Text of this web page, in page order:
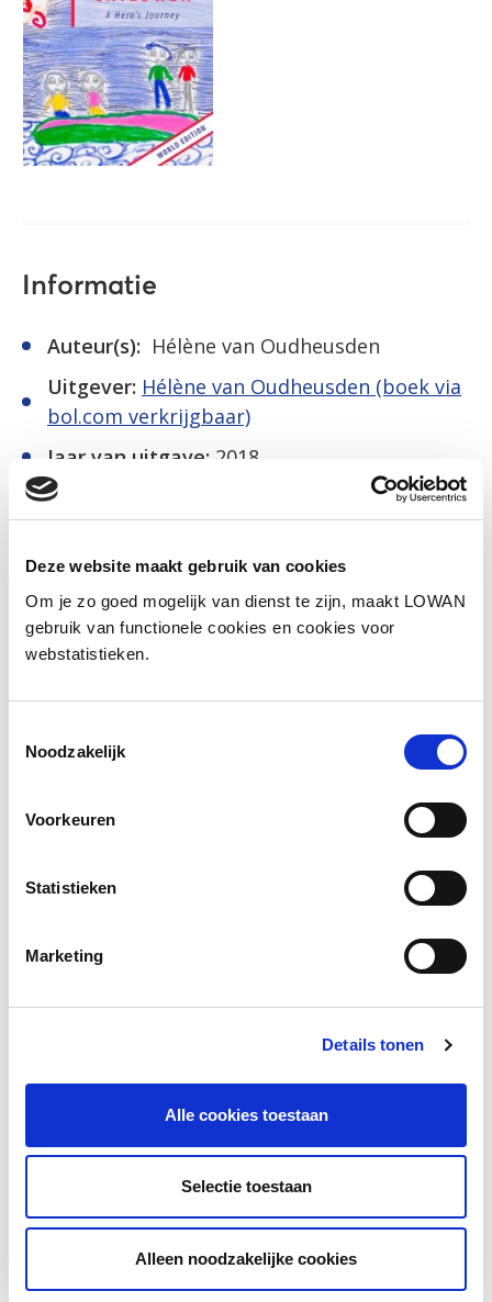
Deze website maakt gebruik van cookies
Om je zo goed mogelijk van dienst te zijn, maakt LOWAN
gebruik van functionele cookies en cookies voor
webstatistieken.
Noodzakelijk
Voorkeuren
Statistieken
Marketing
Details tonen
Alle cookies toestaan
Selectie toestaan
Alleen noodzakelijke cookies
Informatie
Auteur(s): Hélène van Oudheusden
Uitgever: Hélène van Oudheusden (boek via
bol.com verkrijgbaar)
Jaar van uitgave: 2018
ISBN:
Persbericht boek
Boektrailer
Leren spreken